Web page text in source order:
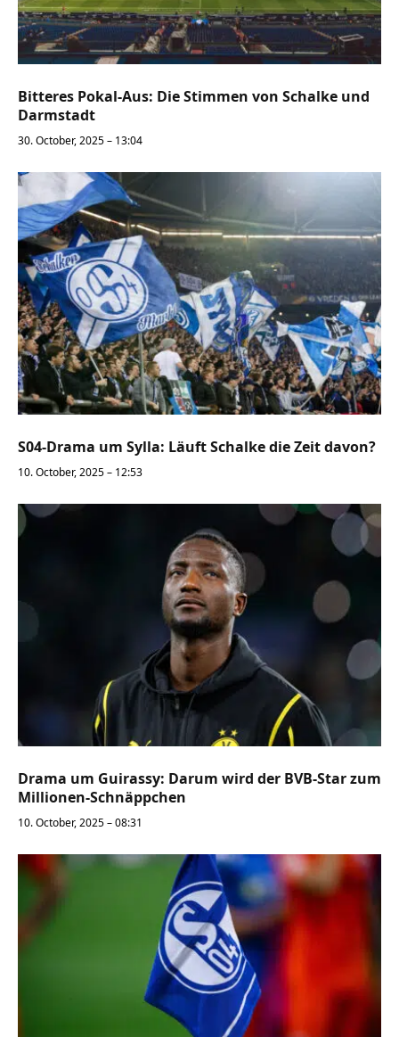
Bitteres Pokal-Aus: Die Stimmen von Schalke und
Darmstadt
30. October, 2025 – 13:04
S04-Drama um Sylla: Läuft Schalke die Zeit davon?
10. October, 2025 – 12:53
Drama um Guirassy: Darum wird der BVB-Star zum
Millionen-Schnäppchen
10. October, 2025 – 08:31